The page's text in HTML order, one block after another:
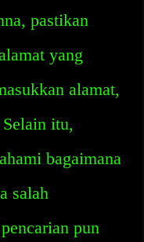
pastikan
yang
alamat,
itu,
bagaimana
salah
pun